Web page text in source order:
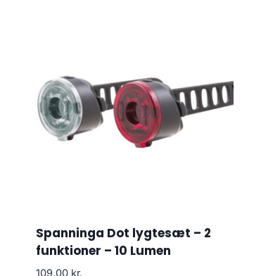
Spanninga Dot lygtesæt – 2
funktioner – 10 Lumen
109.00 kr.